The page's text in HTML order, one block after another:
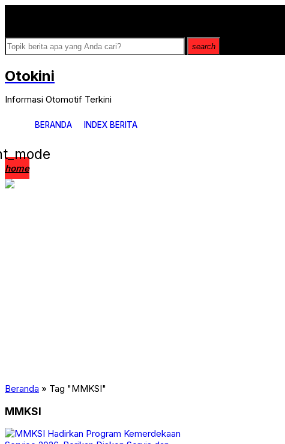
search
Otokini
Informasi Otomotif Terkini
BERANDA INDEX BERITA
home
Beranda » Tag "MMKSI"
MMKSI